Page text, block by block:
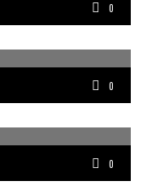
0
FACE AUX
0
0